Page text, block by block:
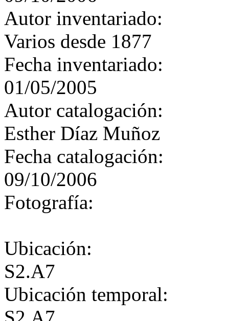
Autor inventariado:
Varios desde 1877
Fecha inventariado:
01/05/2005
Autor catalogación:
Esther Díaz Muñoz
Fecha catalogación:
09/10/2006
Fotografía:
Ubicación:
S2.A7
Ubicación temporal: